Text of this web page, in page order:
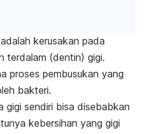
kerusakan pada
terdalam (dentin) gigi.
proses pembusukan yang
bakteri.
gigi sendiri bisa disebabkan
kebersihan yang gigi